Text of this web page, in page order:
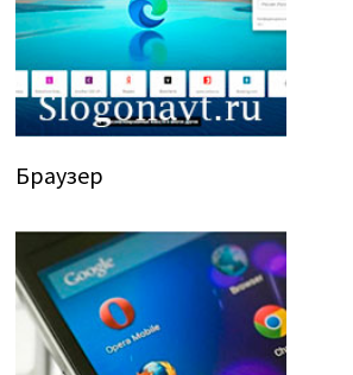
Браузер